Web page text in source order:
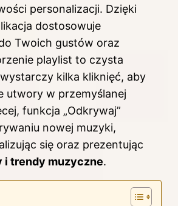
personalizacji. Dzięki
dostosowuje
Twoich gustów oraz
playlist to czysta
kilka kliknięć, aby
utwory w przemyślanej
funkcja „Odkrywaj”
nowej muzyki,
się oraz prezentując
i trendy muzyczne.